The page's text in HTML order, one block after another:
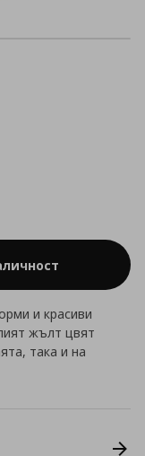
и красиви
жълт цвят
така и на